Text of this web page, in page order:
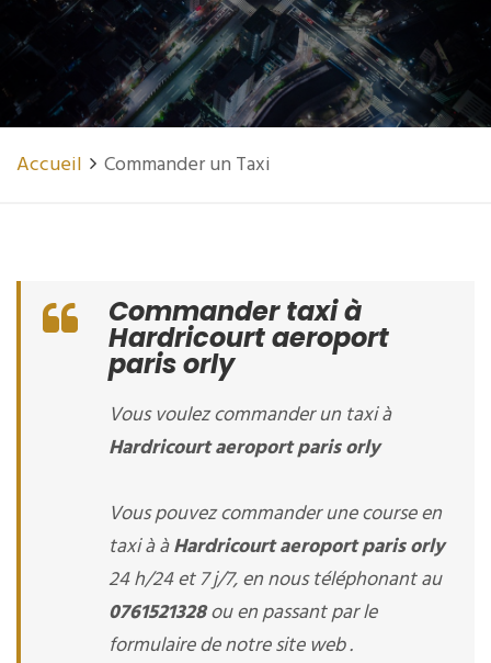
Accueil Commander un Taxi
Commander taxi à
Hardricourt aeroport
paris orly
Vous voulez commander un taxi à
Hardricourt aeroport paris orly
Vous pouvez commander une course en
taxi à àHardricourt aeroport paris orly
24 h/24 et 7 j/7, en nous téléphonant au
0761521328ou en passant par le
formulaire de notre site web .